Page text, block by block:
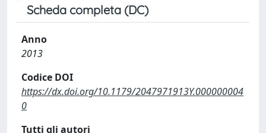
Scheda completa (DC)
Anno
2013
Codice DOI
https://dx.doi.org/10.1179/2047971913Y.000000004
0
Tutti gli autori